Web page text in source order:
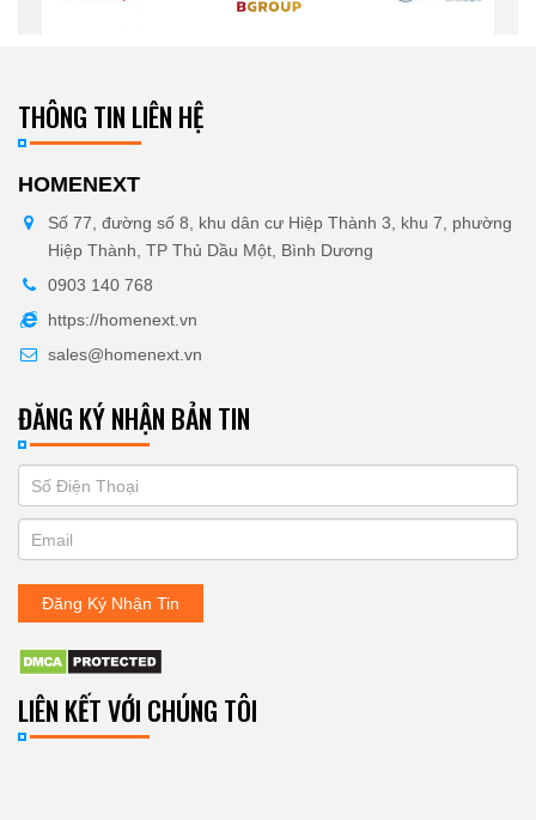
THÔNG TIN LIÊN HỆ
HOMENEXT
Số 77, đường số 8, khu dân cư Hiệp Thành 3, khu 7, phường
Hiệp Thành, TP Thủ Dầu Một, Bình Dương
0903 140 768
https://homenext.vn
sales@homenext.vn
ĐĂNG KÝ NHẬN BẢN TIN
ĐĂNG
KÝ
NHẬN
BẢN
TIN
you
are
human,
leave
this
blank.
Đăng Ký Nhận Tin
LIÊN KẾT VỚI CHÚNG TÔI